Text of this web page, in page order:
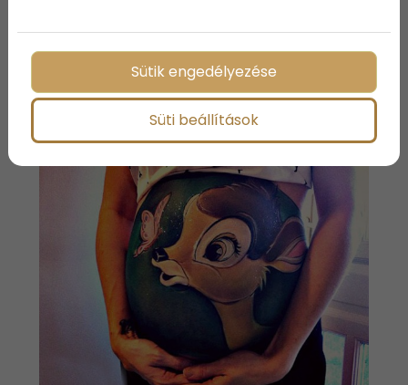
mama illetve a baba egészségét.
Sütik engedélyezése
Süti beállítások